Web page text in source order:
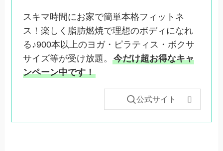
スキマ時間にお家で簡単本格フィットネ
ス！楽しく脂肪燃焼で理想のボディになれ
る♪900本以上のヨガ・ピラティス・ボクサ
サイズ等が受け放題。 今だけ超お得なキャ
ンペーン中です！
公式サイト